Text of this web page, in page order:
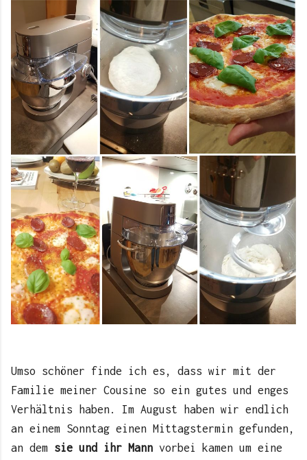
Umso schöner finde ich es, dass wir mit der
Familie meiner Cousine so ein gutes und enges
Verhältnis haben. Im August haben wir endlich
an einem Sonntag einen Mittagstermin gefunden,
an dem sie und ihr Mann vorbei kamen um eine